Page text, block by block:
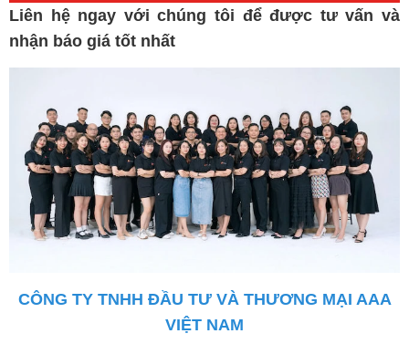
Liên hệ ngay với chúng tôi để được tư vấn và
nhận báo giá tốt nhất
CÔNG TY TNHH ĐẦU TƯ VÀ THƯƠNG MẠI AAA
VIỆT NAM